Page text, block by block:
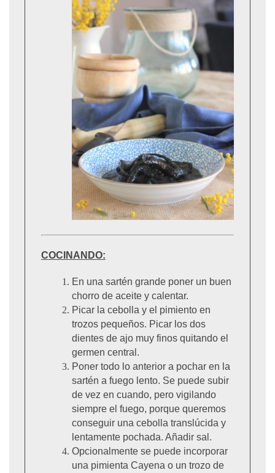
COCINANDO:
En una sartén grande poner un buen
chorro de aceite y calentar.
Picar la cebolla y el pimiento en
trozos pequeños. Picar los dos
dientes de ajo muy finos quitando el
germen central.
Poner todo lo anterior a pochar en la
sartén a fuego lento. Se puede subir
de vez en cuando, pero vigilando
siempre el fuego, porque queremos
conseguir una cebolla translúcida y
lentamente pochada. Añadir sal.
Opcionalmente se puede incorporar
una pimienta Cayena o un trozo de